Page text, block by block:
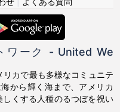
ワーク - United We
カで最も多様なコミュニテ
から輝く海まで、アメリカ
くする人種のるつぼを祝い